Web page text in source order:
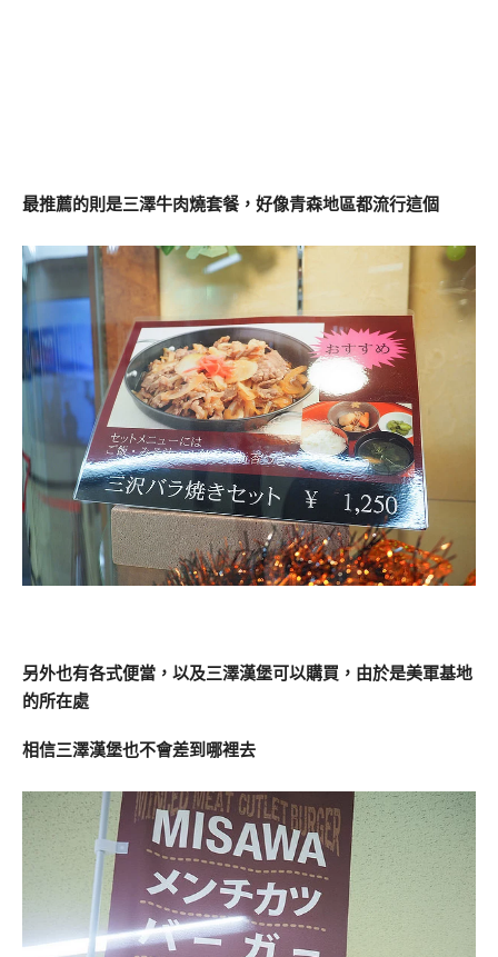
最推薦的則是三澤牛肉燒套餐，好像青森地區都流行這個
另外也有各式便當，以及三澤漢堡可以購買，由於是美軍基地
的所在處
相信三澤漢堡也不會差到哪裡去